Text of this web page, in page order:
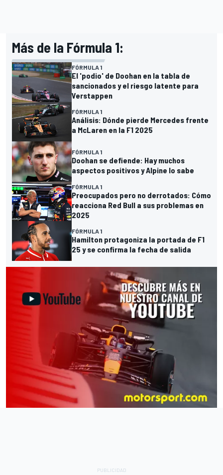
Más de la Fórmula 1:
FÓRMULA 1
El 'podio' de Doohan en la tabla de
sancionados y el riesgo latente para
Verstappen
FÓRMULA 1
Análisis: Dónde pierde Mercedes frente
a McLaren en la F1 2025
FÓRMULA 1
Doohan se defiende: Hay muchos
aspectos positivos y Alpine lo sabe
FÓRMULA 1
Preocupados pero no derrotados: Cómo
reacciona Red Bull a sus problemas en
2025
FÓRMULA 1
Hamilton protagoniza la portada de F1
25 y se confirma la fecha de salida